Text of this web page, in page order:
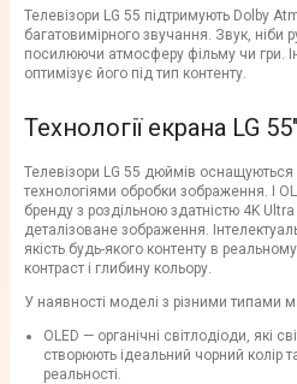
Телевізори LG 55 підтримують Dolby
багатовимірного звучання. Звук, ніби
посилюючи атмосферу фільму чи гри.
оптимізує його під тип контенту.
Технології екрана LG 55"
Телевізори LG 55 дюймів
технологіями обробки зображення. І
бренду з роздільною здатністю 4K
деталізоване зображення.
якість будь-якого контенту в
контраст і глибину кольору.
У наявності моделі з різними типами
OLED — органічні світлодіоди, які
створюють ідеальний чорний колір
реальності.